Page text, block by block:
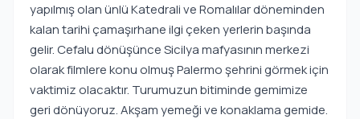
yapılmış olan ünlü Katedrali ve Romalılar döneminden
kalan tarihi çamaşırhane ilgi çeken yerlerin başında
gelir. Cefalu dönüşünce Sicilya mafyasının merkezi
olarak filmlere konu olmuş Palermo şehrini görmek için
vaktimiz olacaktır. Turumuzun bitiminde gemimize
geri dönüyoruz. Akşam yemeği ve konaklama gemide.